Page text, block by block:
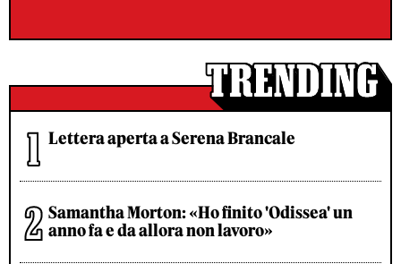
Lettera aperta a Serena Brancale
Samantha Morton: «Ho finito 'Odissea' un
anno fa e da allora non lavoro»